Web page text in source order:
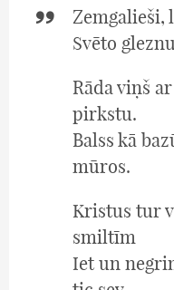
Zemgalieši,
Svēto
Rāda viņš
pirkstu.
Balss kā
mūros.
Kristus tur
smiltīm
Iet un